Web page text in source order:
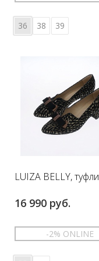
36 38 39
LUIZA BELLY, туфли
16 990 руб.
-2% ONLINE